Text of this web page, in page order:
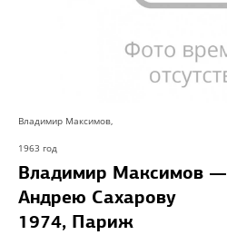
Владимир Максимов,
1963 год
Владимир Максимов —
Андрею Сахарову
1974, Париж